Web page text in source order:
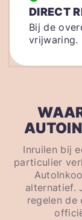
DIRECT
Bij de
vrijwaring.
Inruilen bij
particulier
alternatief.
regelen de